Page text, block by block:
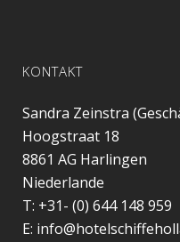
KONTAKT
Sandra Zeinstra
Hoogstraat 18
8861 AG Harlingen
Niederlande
T: +31- (0) 644 148 959
E: